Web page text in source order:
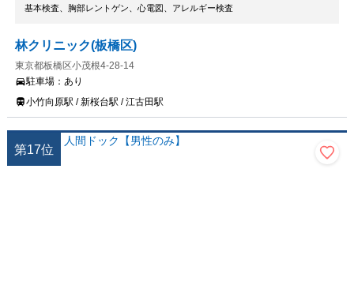
基本検査、胸部レントゲン、心電図、アレルギー検査
林クリニック(板橋区)
東京都板橋区小茂根4-28-14
駐車場： あり
小竹向原駅 / 新桜台駅 / 江古田駅
第17位